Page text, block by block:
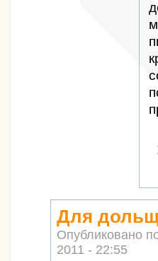
Для
Опубликовано
2011 - 22:55